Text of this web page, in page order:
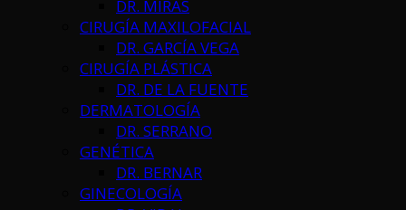
DR. MIRAS
CIRUGÍA MAXILOFACIAL
DR. GARCÍA VEGA
CIRUGÍA PLÁSTICA
DR. DE LA FUENTE
DERMATOLOGÍA
DR. SERRANO
GENÉTICA
DR. BERNAR
GINECOLOGÍA